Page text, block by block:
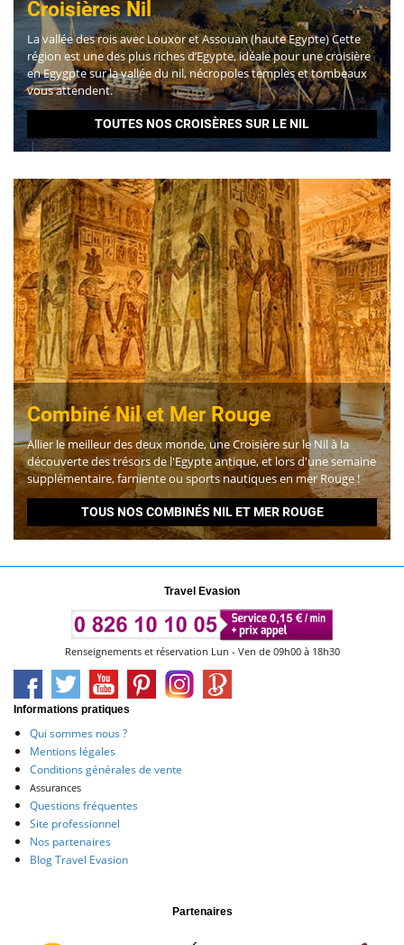
Croisières Nil
La vallée des rois avec Louxor et Assouan (haute Egypte) Cette
région est une des plus riches d’Egypte, idéale pour une croisière
en Egygpte sur la vallée du nil, nécropoles temples et tombeaux
vous attendent.
TOUTES NOS CROISÈRES SUR LE NIL
Combiné Nil et Mer Rouge
Allier le meilleur des deux monde, une Croisière sur le Nil à la
découverte des trésors de l'Egypte antique, et lors d'une semaine
supplémentaire, farniente ou sports nautiques en mer Rouge !
TOUS NOS COMBINÉS NIL ET MER ROUGE
Travel Evasion
Renseignements et réservation Lun - Ven de 09h00 à 18h30
Informations pratiques
Qui sommes nous ?
Mentions légales
Conditions générales de vente
Assurances
Questions fréquentes
Site professionnel
Nos partenaires
Blog Travel Evasion
Partenaires